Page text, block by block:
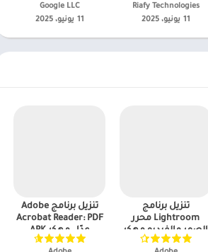
Riafy Technologies‏
11 يونيو، 2025
Google LLC‏
11 يونيو، 2025
تنزيل برنامج
Lightroom محرر
الصور والفيديو مهكر
APK للاندرويد 2025
تنزيل برنامج Adobe
Acrobat Reader: PDF
عدّل مهكر APK
للاندرويد 2025